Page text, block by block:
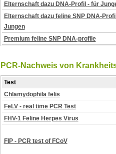
Elternschaft dazu DNA-Profil - für
Elternschaft dazu feline SNP DNA-
Jungen
Premium feline SNP DNA-profile
PCR-Nachweis von
Test
Chlamydophila felis
FeLV - real time PCR Test
FHV-1 Feline Herpes Virus
FIP - PCR test of FCoV